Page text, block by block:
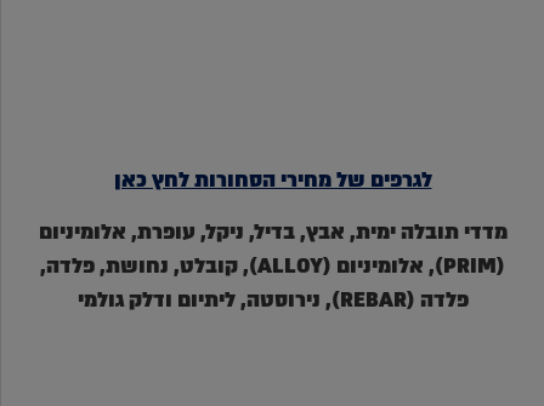
לגרפים של מחירי הסחורות לחץ כאן
מדדי תובלה ימית, אבץ, בדיל, ניקל, עופרת, אלומיניום
(PRIM), אלומיניום (ALLOY), קובלט, נחושת, פלדה,
פלדה (REBAR), נירוסטה, ליתיום ודלק גולמי